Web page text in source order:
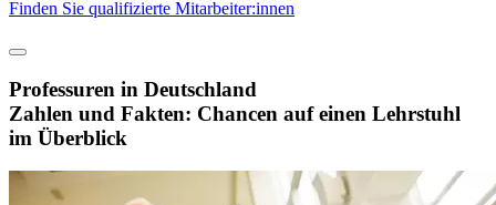
Finden Sie qualifizierte Mitarbeiter:innen
Professuren in Deutschland
Zahlen und Fakten: Chancen auf einen Lehrstuhl
im Überblick